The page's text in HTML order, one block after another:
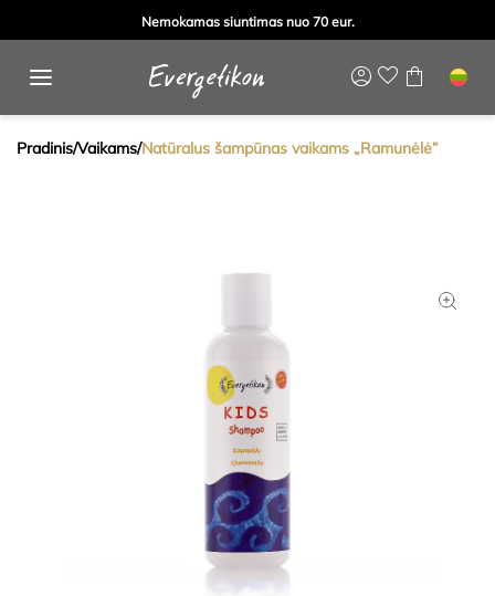
Nemokamas siuntimas nuo 70 eur.
Pradinis/Vaikams/Natūralus šampūnas vaikams „Ramunėlė”